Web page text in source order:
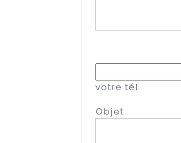
votre tél
Objet